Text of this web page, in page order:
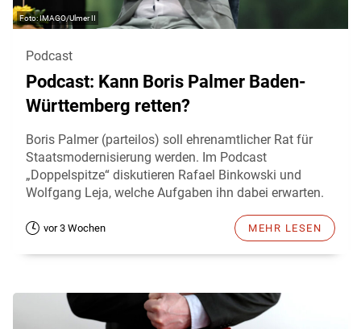
IMAGO/Ulmer II
Podcast
Podcast: Kann Boris Palmer Baden-
Württemberg retten?
Boris Palmer (parteilos) soll ehrenamtlicher Rat für
Staatsmodernisierung werden. Im Podcast
„Doppelspitze“ diskutieren Rafael Binkowski und
Wolfgang Leja, welche Aufgaben ihn dabei erwarten.
vor 3 Wochen MEHR LESEN